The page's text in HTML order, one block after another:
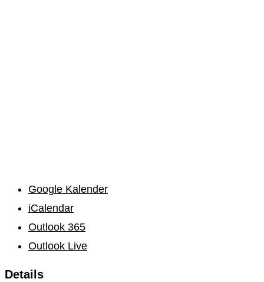
Google Kalender
iCalendar
Outlook 365
Outlook Live
Details